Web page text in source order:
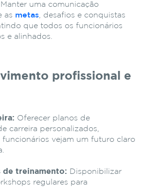
Manter uma comunicação
as metas , desafios e conquistas
que todos os funcionários
e alinhados.
profissional e
Oferecer planos de
carreira personalizados,
vejam um futuro claro
de treinamento: Disponibilizar
regulares para